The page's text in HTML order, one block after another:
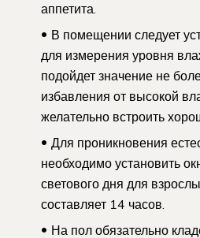
аппетита.
В помещении следует
для измерения уровня
подойдет значение не
избавления от высокой
желательно встроить
Для проникновения
необходимо установить
светового дня для
составляет 14 часов.
На пол обязательно